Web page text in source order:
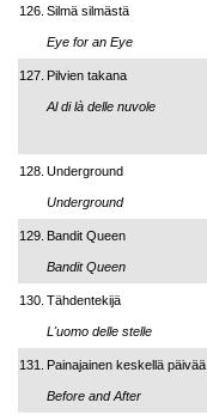
126. Silmä silmästä
Eye for an Eye
127. Pilvien takana
Al di là delle nuvole
128. Underground
Underground
129. Bandit Queen
Bandit Queen
130. Tähdentekijä
L'uomo delle stelle
131. Painajainen keskellä päivää
Before and After